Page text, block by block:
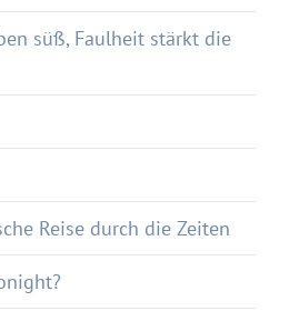
süß, Faulheit stärkt die
Reise durch die Zeiten